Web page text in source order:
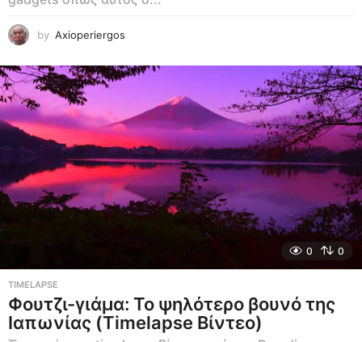
by Axioperiergos
0 0
TIMELAPSE
Φουτζι-γιάμα: Το ψηλότερο βουνό της
Ιαπωνίας (Timelapse Βίντεο)